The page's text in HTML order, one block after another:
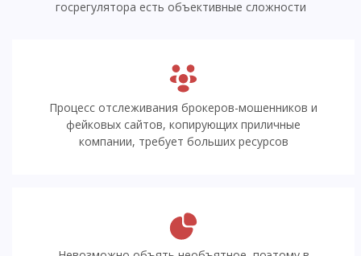
госрегулятора есть объективные сложности
Процесс отслеживания брокеров-мошенников и
фейковых сайтов, копирующих приличные
компании, требует больших ресурсов